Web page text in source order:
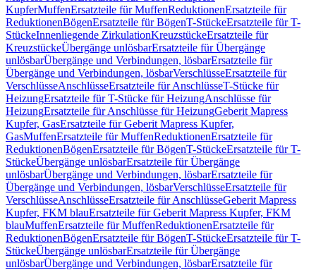
KupferMuffenErsatzteile für MuffenReduktionenErsatzteile für
ReduktionenBögenErsatzteile für BögenT-StückeErsatzteile für T-
StückeInnenliegende ZirkulationKreuzstückeErsatzteile für
KreuzstückeÜbergänge unlösbarErsatzteile für Übergänge
unlösbarÜbergänge und Verbindungen, lösbarErsatzteile für
Übergänge und Verbindungen, lösbarVerschlüsseErsatzteile für
VerschlüsseAnschlüsseErsatzteile für AnschlüsseT-Stücke für
HeizungErsatzteile für T-Stücke für HeizungAnschlüsse für
HeizungErsatzteile für Anschlüsse für HeizungGeberit Mapress
Kupfer, GasErsatzteile für Geberit Mapress Kupfer,
GasMuffenErsatzteile für MuffenReduktionenErsatzteile für
ReduktionenBögenErsatzteile für BögenT-StückeErsatzteile für T-
StückeÜbergänge unlösbarErsatzteile für Übergänge
unlösbarÜbergänge und Verbindungen, lösbarErsatzteile für
Übergänge und Verbindungen, lösbarVerschlüsseErsatzteile für
VerschlüsseAnschlüsseErsatzteile für AnschlüsseGeberit Mapress
Kupfer, FKM blauErsatzteile für Geberit Mapress Kupfer, FKM
blauMuffenErsatzteile für MuffenReduktionenErsatzteile für
ReduktionenBögenErsatzteile für BögenT-StückeErsatzteile für T-
StückeÜbergänge unlösbarErsatzteile für Übergänge
unlösbarÜbergänge und Verbindungen, lösbarErsatzteile für